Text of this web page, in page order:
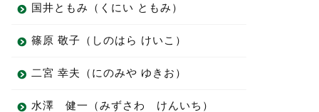
国井ともみ（くにい ともみ）
篠原 敬子（しのはら けいこ）
二宮 幸夫（にのみや ゆきお）
水澤 健一（みずさわ けんいち）